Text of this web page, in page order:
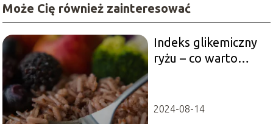
Może Cię również zainteresować
Indeks glikemiczny
ryżu – co warto
2024-08-14